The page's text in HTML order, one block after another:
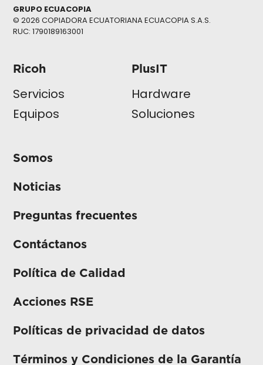
GRUPO ECUACOPIA
© 2026 COPIADORA ECUATORIANA ECUACOPIA S.A.S.
RUC: 1790189163001
Ricoh
Servicios
Equipos
PlusIT
Hardware
Soluciones
Somos
Noticias
Preguntas frecuentes
Contáctanos
Política de Calidad
Acciones RSE
Políticas de privacidad de datos
Términos y Condiciones de la Garantía